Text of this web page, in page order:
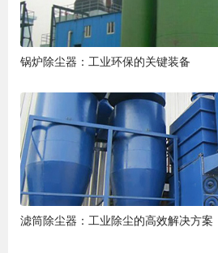
锅炉除尘器：工业环保的关键装备
滤筒除尘器：工业除尘的高效解决方案